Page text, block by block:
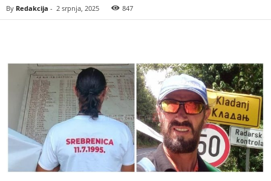
By Redakcija - 2 srpnja, 2025 847